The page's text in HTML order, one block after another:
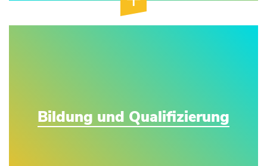
Bildung und Qualifizierung